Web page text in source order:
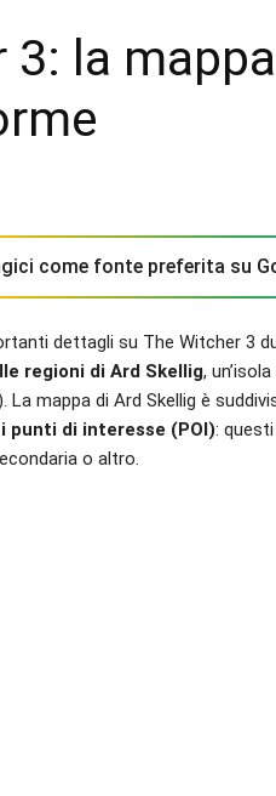
3: la
come fonte preferita su
dettagli su The Witcher 3
regioni di Ard Skellig,
La mappa di Ard Skellig è
punti di interesse (POI):
o altro.